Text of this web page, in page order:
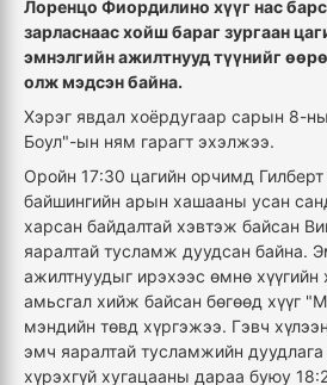
Лоренцо Фиордилино хүүг нас
зарласнаас хойш бараг зургаан
эмнэлгийн ажилтнууд түүнийг
олж мэдсэн байна.
Хэрэг явдал хоёрдугаар сарын 8-
Боул"-ын ням гарагт эхэлжээ.
Оройн 17:30 цагийн орчимд Гилберт
байшингийн арын хашааны усан
харсан байдалтай хэвтэж байсан
яаралтай тусламж дуудсан байна.
ажилтнуудыг ирэхээс өмнө
амьсгал хийж байсан бөгөөд хүүг
мэндийн төвд хүргэжээ. Гэвч
эмч яаралтай тусламжийн
хүрэхгүй хугацааны дараа буюу